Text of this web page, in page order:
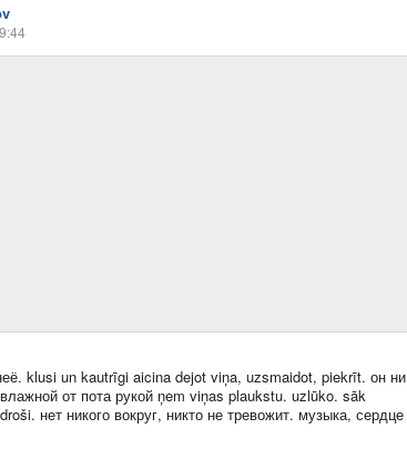
klusi un kautrīgi aicina dejot viņa, uzsmaidot, piekrīt. он ни
от пота рукой ņem viņas plaukstu. uzlūko. sāk
нет никого вокруг, никто не тревожит. музыка, сердце